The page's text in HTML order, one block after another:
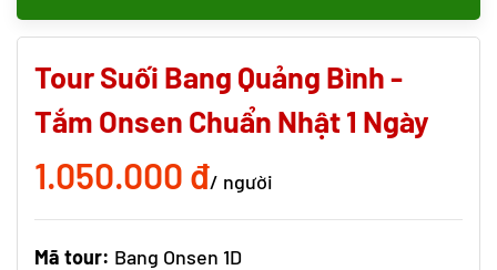
Tour Suối Bang Quảng Bình -
Tắm Onsen Chuẩn Nhật 1 Ngày
1.050.000 đ/ người
Mã tour: Bang Onsen 1D